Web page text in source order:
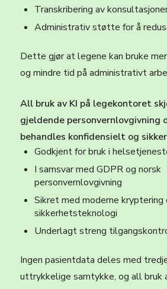
Transkribering av
Administrativ støtte for å
Dette gjør at legene kan bruke
og mindre tid på administrativt
All bruk av KI på legekontoret
gjeldende personvernlovgivning
behandles konfidensielt og
Godkjent for bruk i
I samsvar med GDPR og norsk
personvernlovgivning
Sikret med moderne kryptering
sikkerhetsteknologi
Underlagt streng
Ingen pasientdata deles med
uttrykkelige samtykke, og all bruk